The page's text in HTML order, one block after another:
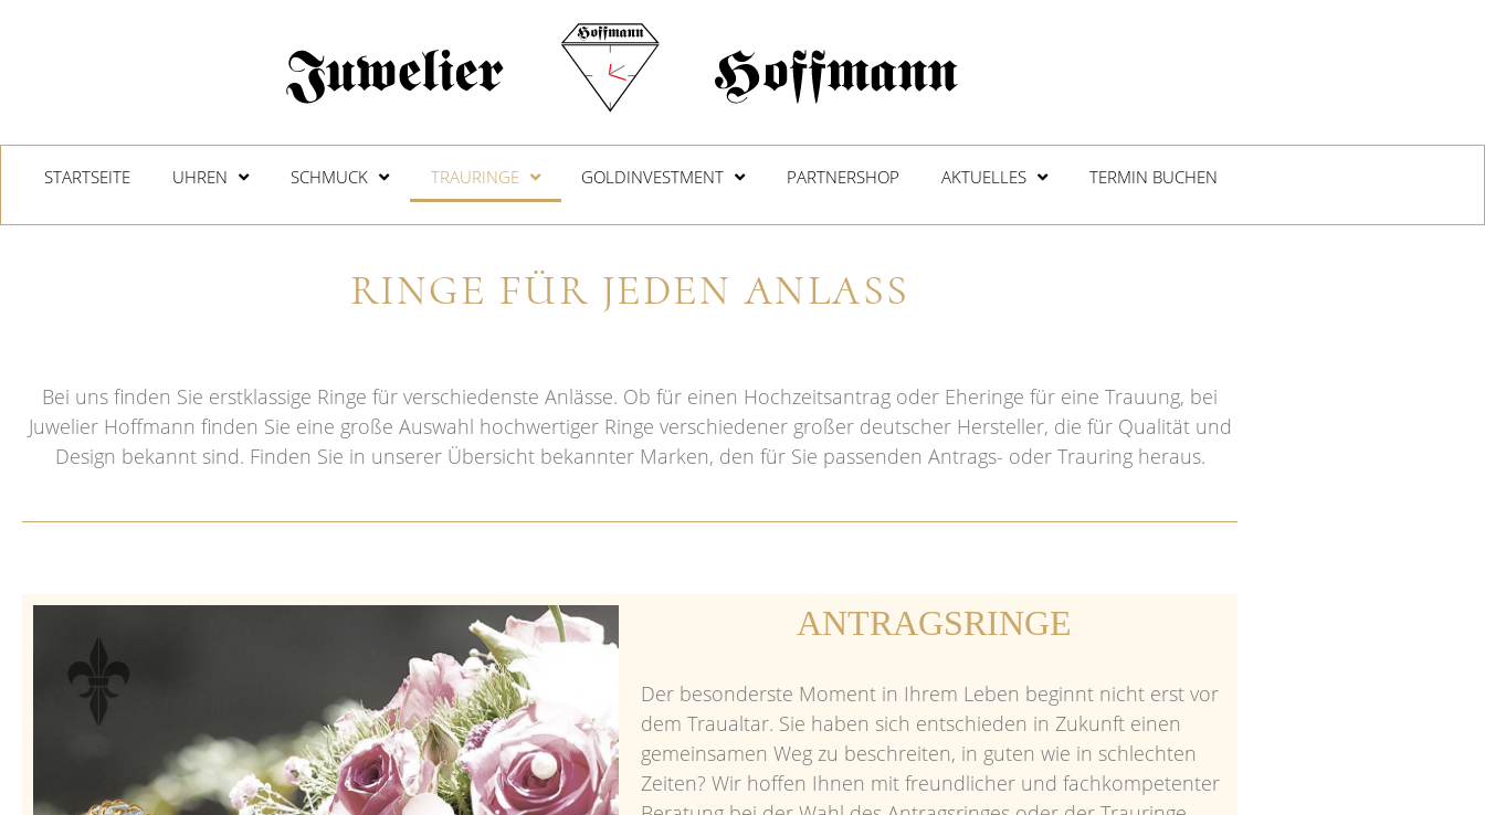
STARTSEITE UHREN SCHMUCK TRAURINGE GOLDINVESTMENT PARTNERSHOP AKTUELLES TERMIN BUCHEN
RINGE FÜR JEDEN ANLASS
Bei uns finden Sie erstklassige Ringe für verschiedenste Anlässe. Ob für einen Hochzeitsantrag oder Eheringe für eine Trauung, bei
Juwelier Hoffmann finden Sie eine große Auswahl hochwertiger Ringe verschiedener großer deutscher Hersteller, die für Qualität und
Design bekannt sind. Finden Sie in unserer Übersicht bekannter Marken, den für Sie passenden Antrags- oder Trauring heraus.
ANTRAGSRINGE
Der besonderste Moment in Ihrem Leben beginnt nicht erst vor
dem Traualtar. Sie haben sich entschieden in Zukunft einen
gemeinsamen Weg zu beschreiten, in guten wie in schlechten
Zeiten? Wir hoffen Ihnen mit freundlicher und fachkompetenter